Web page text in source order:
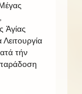
Ἁγίας
Λειτουργία
τήν